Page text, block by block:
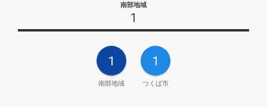
南部地域
1
1
南部地域
1
つくば市